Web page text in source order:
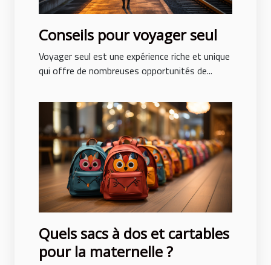
Conseils pour voyager seul
Voyager seul est une expérience riche et unique
qui offre de nombreuses opportunités de...
Quels sacs à dos et cartables
pour la maternelle ?